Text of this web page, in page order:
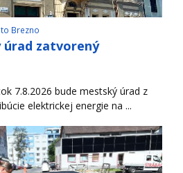
Brezno
úrad zatvorený
7.8.2026 bude mestský úrad z
elektrickej energie na ...